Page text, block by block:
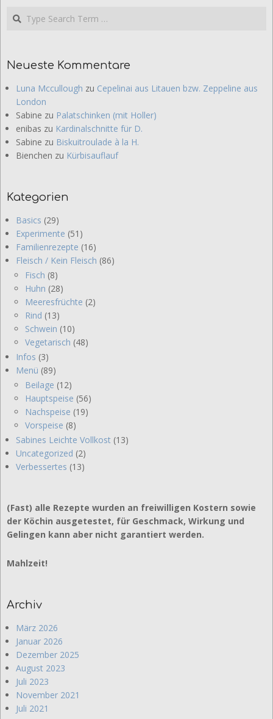
Search
Neueste Kommentare
Luna Mccullough zu Cepelinai aus Litauen bzw. Zeppeline aus
London
Sabine zu Palatschinken (mit Holler)
enibas zu Kardinalschnitte für D.
Sabine zu Biskuitroulade à la H.
Bienchen zu Kürbisauflauf
Kategorien
Basics (29)
Experimente (51)
Familienrezepte (16)
Fleisch / Kein Fleisch (86)
Fisch (8)
Huhn (28)
Meeresfrüchte (2)
Rind (13)
Schwein (10)
Vegetarisch (48)
Infos (3)
Menü (89)
Beilage (12)
Hauptspeise (56)
Nachspeise (19)
Vorspeise (8)
Sabines Leichte Vollkost (13)
Uncategorized (2)
Verbessertes (13)
(Fast) alle Rezepte wurden an freiwilligen Kostern sowie
der Köchin ausgetestet, für Geschmack, Wirkung und
Gelingen kann aber nicht garantiert werden.
Mahlzeit!
Archiv
März 2026
Januar 2026
Dezember 2025
August 2023
Juli 2023
November 2021
Juli 2021